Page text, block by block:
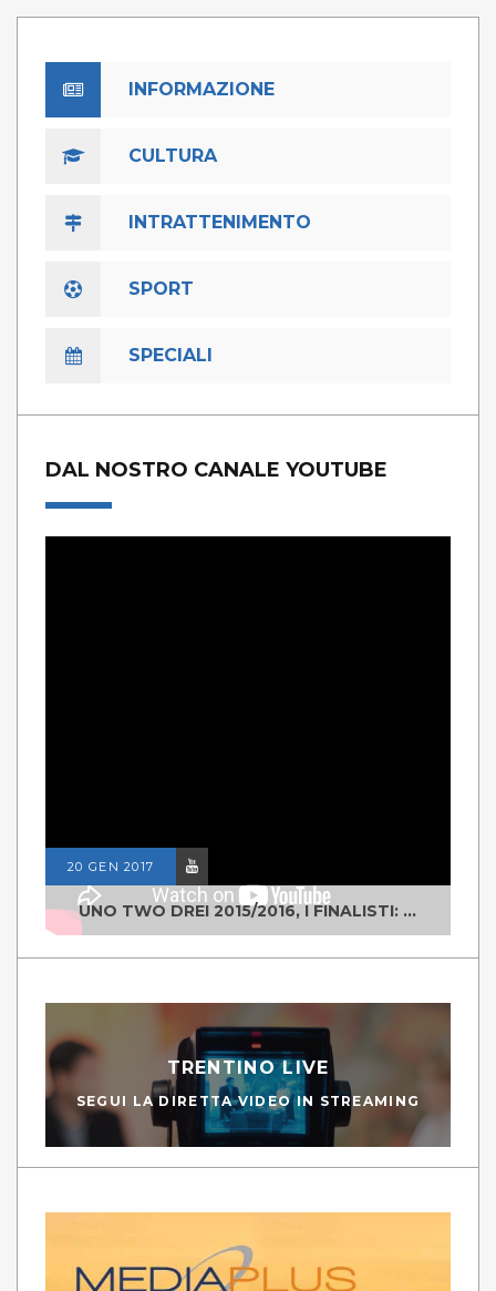
INFORMAZIONE
CULTURA
INTRATTENIMENTO
SPORT
SPECIALI
DAL NOSTRO CANALE YOUTUBE
20 GEN 2017
UNO TWO DREI 2015/2016, I FINALISTI: CLASSE IV ALS ISTITUTO "DEGASPERI" BORGO VALSUGANA
TRENTINO LIVE
SEGUI LA DIRETTA VIDEO IN STREAMING